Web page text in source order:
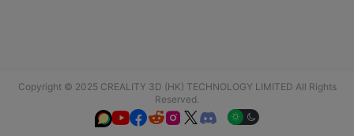
Copyright © 2025 CREALITY 3D (HK) TECHNOLOGY LIMITED All Rights
Reserved.
  